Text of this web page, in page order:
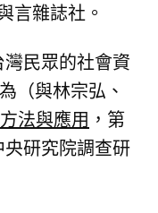
言雜誌社。
民眾的社會資
（與林宗弘、
法與應用 ，第
央研究院調查研